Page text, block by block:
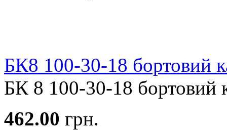
БК8 100-30-18 бортовий
БК 8 100-30-18 бортовий
462.00 грн.